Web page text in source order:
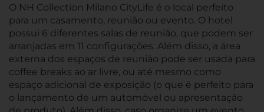
O NH Collection Milano CityLife é o local perfeito
para um casamento, reunião ou evento. O hotel
possui 6 diferentes salas de reunião, que podem ser
arranjadas em 11 configurações. Além disso, a área
externa dos espaços de reunião pode ser usada para
coffee breaks ao ar livre, ou até mesmo como
espaço adicional de exposição (o que é perfeito para
o lançamento de um automóvel ou apresentação